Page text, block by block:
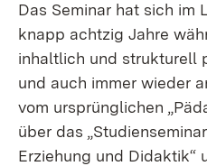
Das Seminar hat sich im
knapp achtzig Jahre
inhaltlich und strukturell
und auch immer wieder
vom ursprünglichen
über das
Erziehung und Didaktik“